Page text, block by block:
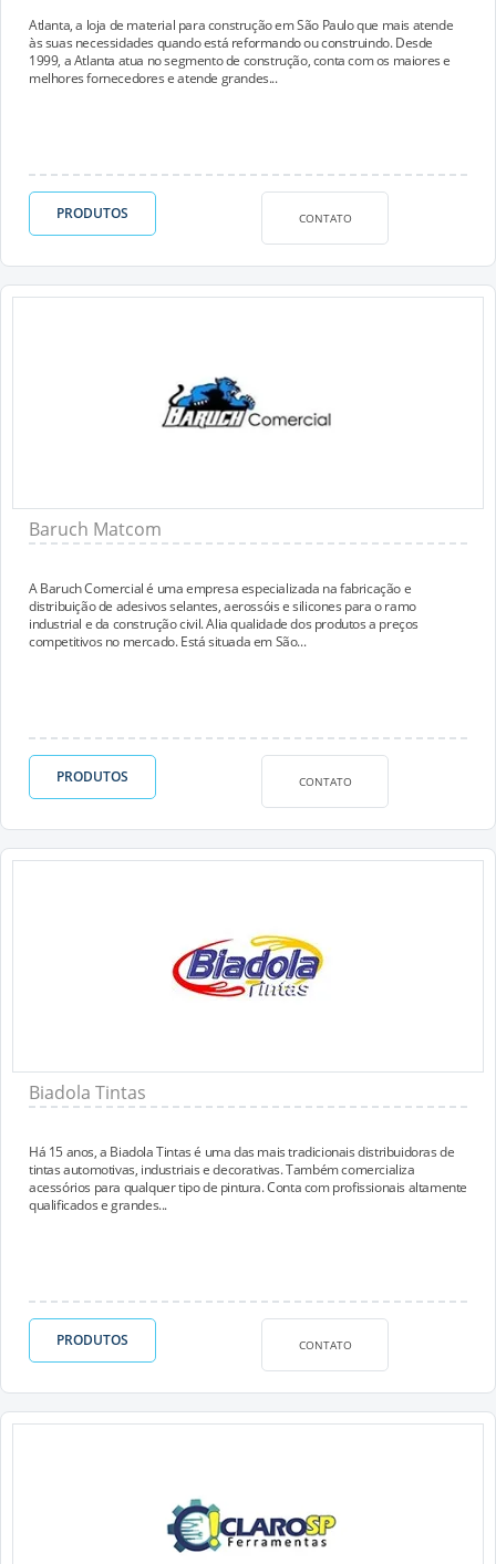
Atlanta, a loja de material para construção em São Paulo que mais atende
às suas necessidades quando está reformando ou construindo. Desde
1999, a Atlanta atua no segmento de construção, conta com os maiores e
melhores fornecedores e atende grandes...
PRODUTOS CONTATO
Baruch Matcom
A Baruch Comercial é uma empresa especializada na fabricação e
distribuição de adesivos selantes, aerossóis e silicones para o ramo
industrial e da construção civil. Alia qualidade dos produtos a preços
competitivos no mercado. Está situada em São...
PRODUTOS CONTATO
Biadola Tintas
Há 15 anos, a Biadola Tintas é uma das mais tradicionais distribuidoras de
tintas automotivas, industriais e decorativas. Também comercializa
acessórios para qualquer tipo de pintura. Conta com profissionais altamente
qualificados e grandes...
PRODUTOS CONTATO